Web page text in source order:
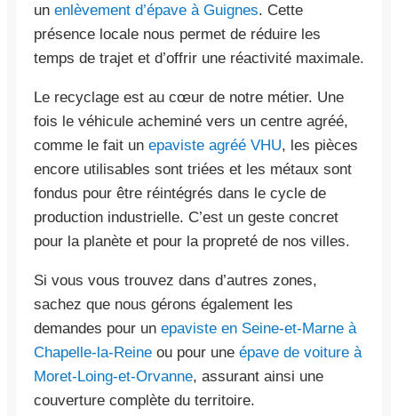
un enlèvement d’épave à Guignes. Cette
présence locale nous permet de réduire les
temps de trajet et d’offrir une réactivité maximale.
Le recyclage est au cœur de notre métier. Une
fois le véhicule acheminé vers un centre agréé,
comme le fait un epaviste agréé VHU, les pièces
encore utilisables sont triées et les métaux sont
fondus pour être réintégrés dans le cycle de
production industrielle. C’est un geste concret
pour la planète et pour la propreté de nos villes.
Si vous vous trouvez dans d’autres zones,
sachez que nous gérons également les
demandes pour un epaviste en Seine-et-Marne à
Chapelle-la-Reine ou pour une épave de voiture à
Moret-Loing-et-Orvanne, assurant ainsi une
couverture complète du territoire.